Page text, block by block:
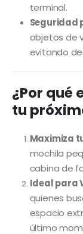
terminal.
Seguridad
objetos de
evitando
¿Por qué
tu
Maximiza
mochila
cabina de
Ideal para
quienes
espacio
último